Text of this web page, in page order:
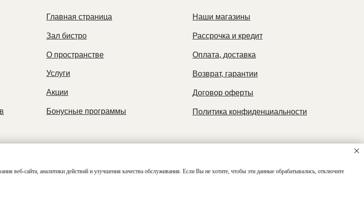
веб-сайта, аналитики действий и улучшения качества обслуживания. Если Вы не хотите, чтобы эти данные обрабатывались, отключите
Политика конфиденциальности
Главная страница
Зал бистро
О пространстве
Услуги
Акции
Бонусные программы
Наши магазины
Рассрочка и кредит
Оплата, доставка
Возврат, гарантии
Договор оферты